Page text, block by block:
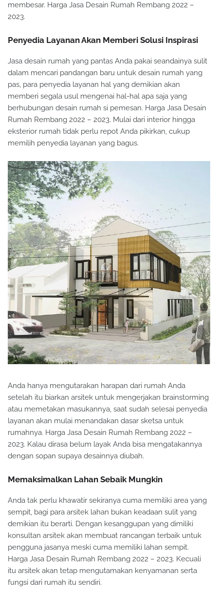
membesar. Harga Jasa Desain Rumah Rembang 2022 –
2023.
Penyedia Layanan Akan Memberi Solusi Inspirasi
Jasa desain rumah yang pantas Anda pakai seandainya sulit
dalam mencari pandangan baru untuk desain rumah yang
pas, para penyedia layanan hal yang demikian akan
memberi segala usul mengenai hal-hal apa saja yang
berhubungan desain rumah si pemesan. Harga Jasa Desain
Rumah Rembang 2022 – 2023. Mulai dari interior hingga
eksterior rumah tidak perlu repot Anda pikirkan, cukup
memilih penyedia layanan yang bagus.
Anda hanya mengutarakan harapan dari rumah Anda
setelah itu biarkan arsitek untuk mengerjakan brainstorming
atau memetakan masukannya, saat sudah selesai penyedia
layanan akan mulai menandakan dasar sketsa untuk
rumahnya. Harga Jasa Desain Rumah Rembang 2022 –
2023. Kalau dirasa belum layak Anda bisa mengatakannya
dengan sopan supaya desainnya diubah.
Memaksimalkan Lahan Sebaik Mungkin
Anda tak perlu khawatir sekiranya cuma memiliki area yang
sempit, bagi para arsitek lahan bukan keadaan sulit yang
demikian itu berarti. Dengan kesanggupan yang dimiliki
konsultan arsitek akan membuat rancangan terbaik untuk
pengguna jasanya meski cuma memiliki lahan sempit.
Harga Jasa Desain Rumah Rembang 2022 – 2023. Kecuali
itu arsitek akan tetap mengutamakan kenyamanan serta
fungsi dari rumah itu sendiri.